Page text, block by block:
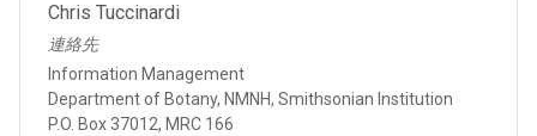
Chris Tuccinardi
連絡先
Information Management
Department of Botany, NMNH, Smithsonian Institution
P.O. Box 37012, MRC 166